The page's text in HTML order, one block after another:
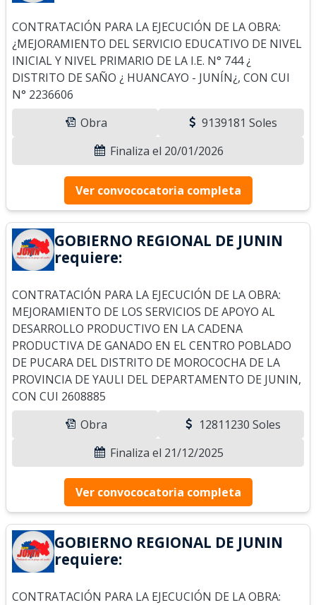
CONTRATACIÓN PARA LA EJECUCIÓN DE LA OBRA:
¿MEJORAMIENTO DEL SERVICIO EDUCATIVO DE NIVEL
INICIAL Y NIVEL PRIMARIO DE LA I.E. N° 744 ¿
DISTRITO DE SAÑO ¿ HUANCAYO - JUNÍN¿, CON CUI
N° 2236606
Obra
9139181 Soles
Finaliza el 20/01/2026
Ver convococatoria completa
GOBIERNO REGIONAL DE JUNIN
requiere:
CONTRATACIÓN PARA LA EJECUCIÓN DE LA OBRA:
MEJORAMIENTO DE LOS SERVICIOS DE APOYO AL
DESARROLLO PRODUCTIVO EN LA CADENA
PRODUCTIVA DE GANADO EN EL CENTRO POBLADO
DE PUCARA DEL DISTRITO DE MOROCOCHA DE LA
PROVINCIA DE YAULI DEL DEPARTAMENTO DE JUNIN,
CON CUI 2608885
Obra
12811230 Soles
Finaliza el 21/12/2025
Ver convococatoria completa
GOBIERNO REGIONAL DE JUNIN
requiere:
CONTRATACIÓN PARA LA EJECUCIÓN DE LA OBRA: